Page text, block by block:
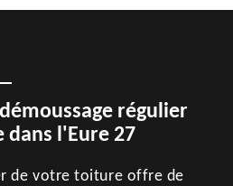
régulier
l'Eure 27
de votre toiture offre de